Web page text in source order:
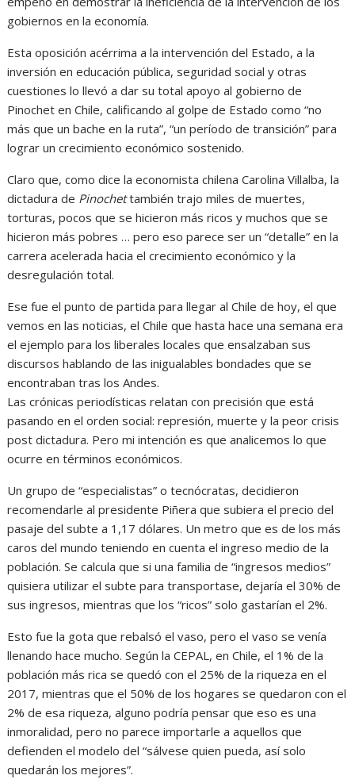
gobiernos en la economía.
Esta oposición acérrima a la intervención del Estado, a la
inversión en educación pública, seguridad social y otras
cuestiones lo llevó a dar su total apoyo al gobierno de
Pinochet en Chile, calificando al golpe de Estado como “no
más que un bache en la ruta”, “un período de transición” para
lograr un crecimiento económico sostenido.
Claro que, como dice la economista chilena Carolina Villalba, la
dictadura de Pinochettambién trajo miles de muertes,
torturas, pocos que se hicieron más ricos y muchos que se
hicieron más pobres … pero eso parece ser un “detalle” en la
carrera acelerada hacia el crecimiento económico y la
desregulación total.
Ese fue el punto de partida para llegar al Chile de hoy, el que
vemos en las noticias, el Chile que hasta hace una semana era
el ejemplo para los liberales locales que ensalzaban sus
discursos hablando de las inigualables bondades que se
encontraban tras los Andes.
Las crónicas periodísticas relatan con precisión que está
pasando en el orden social: represión, muerte y la peor crisis
post dictadura. Pero mi intención es que analicemos lo que
ocurre en términos económicos.
Un grupo de “especialistas” o tecnócratas, decidieron
recomendarle al presidente Piñera que subiera el precio del
pasaje del subte a 1,17 dólares. Un metro que es de los más
caros del mundo teniendo en cuenta el ingreso medio de la
población. Se calcula que si una familia de “ingresos medios”
quisiera utilizar el subte para transportase, dejaría el 30% de
sus ingresos, mientras que los “ricos” solo gastarían el 2%.
Esto fue la gota que rebalsó el vaso, pero el vaso se venía
llenando hace mucho. Según la CEPAL, en Chile, el 1% de la
población más rica se quedó con el 25% de la riqueza en el
2017, mientras que el 50% de los hogares se quedaron con el
2% de esa riqueza, alguno podría pensar que eso es una
inmoralidad, pero no parece importarle a aquellos que
defienden el modelo del “sálvese quien pueda, así solo
quedarán los mejores”.